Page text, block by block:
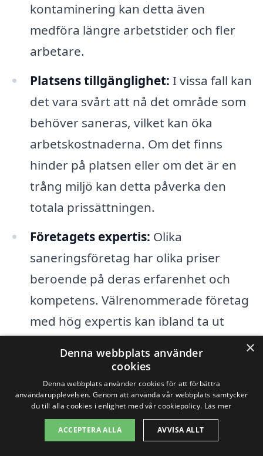
kontaminering kan detta även
medföra längre arbetstider och fler
arbetare.
Platsens tillgänglighet: I vissa fall kan
det vara svårt att nå det område som
behöver saneras, vilket kan öka
arbetskostnaderna. Om det finns
hinder på platsen eller om det är en
trång miljö kan detta påverka den
totala prissättningen.
Företagets expertis: Olika
saneringsföretag har olika priser
beroende på deras erfarenhet och
kompetens. Välrenommerade företag
med hög expertis kan ibland ta ut
det för att säkerställa en
kvalitetslösning.
Förutom dessa faktorer är det också värt
att tänka på att priserna kan variera
×
Denna webbplats använder
cookies
Denna webbplats använder cookies för att förbättra
användarupplevelsen. Genom att använda vår webbplats samtycker
du till alla cookies i enlighet med vår cookiepolicy. Läs mer
ACCEPTERA ALLA AVVISA ALLT